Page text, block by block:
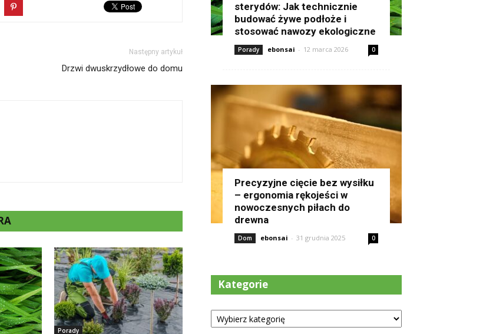
Następny artykuł
Drzwi dwuskrzydłowe do domu
Porady
sterydów: Jak technicznie
budować żywe podłoże i
stosować nawozy ekologiczne
Porady ebonsai - 12 marca 2026 0
Precyzyjne cięcie bez wysiłku
– ergonomia rękojeści w
nowoczesnych piłach do
drewna
Dom ebonsai - 31 grudnia 2025 0
Kategorie
Kategorie